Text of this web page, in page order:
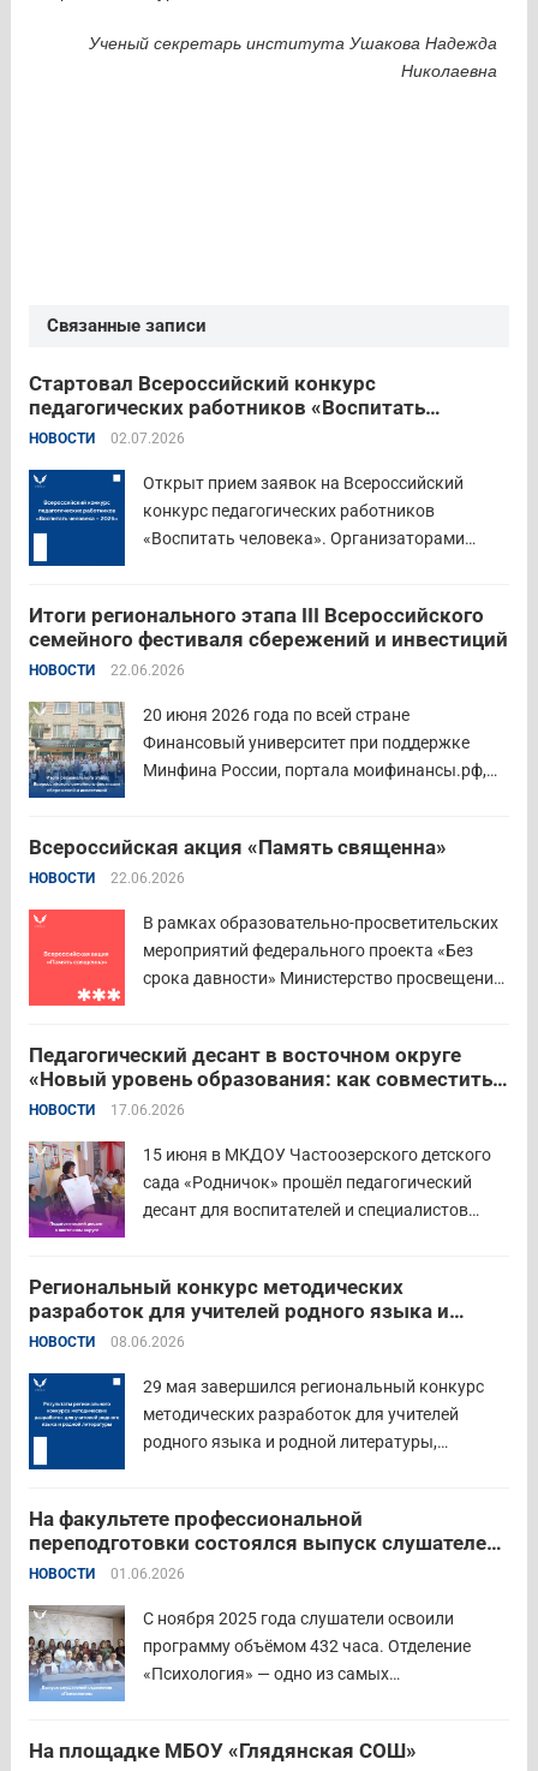
Ученый секретарь института Ушакова Надежда
Николаевна
Связанные записи
Стартовал Всероссийский конкурс
педагогических работников «Воспитать
человека – 2026»
НОВОСТИ 02.07.2026
Открыт прием заявок на Всероссийский
конкурс педагогических работников
«Воспитать человека». Организаторами
Институт изучения детства, семьи и
воспитания и Российский детско-юношеский
центр. Прием заявок пройдет до 26 июля
включительно. Участниками конкурса могут
стать педагоги детских...
Итоги регионального этапа III Всероссийского
семейного фестиваля сбережений и инвестиций
НОВОСТИ 22.06.2026
20 июня 2026 года по всей стране
Финансовый университет при поддержке
Минфина России, портала моифинансы.рф,
семейного фестиваля сбережений и
инвестиций. В Курганской области
филиал Финуниверситета. 16 семей-
победителей... Читать дальше
Всероссийская акция «Память священна»
НОВОСТИ 22.06.2026
В рамках образовательно-просветительских
мероприятий федерального проекта «Без
срока давности» Министерство просвещения
проводят всероссийскую акцию «Память
священна». 22 июня 2026 года Россия
отмечает 85-ю годовщину начала Великой
Педагогический десант в восточном округе
«Новый уровень образования: как совместить
качество и эффективность»
НОВОСТИ 17.06.2026
15 июня в МКДОУ Частоозерского детского
сада «Родничок» прошёл педагогический
десант для воспитателей и специалистов
педагогов восточного округа для повышения
профессиональных компетенций и
знакомства с актуальными подходами к
Региональный конкурс методических
разработок для учителей родного языка и
родной литературы
НОВОСТИ 08.06.2026
29 мая завершился региональный конкурс
методических разработок для учителей
родного языка и родной литературы,
инновационными подходами в преподавании
родного языка и родной литературы. Цели
конкурса: — выявление и распространение
передового педагогического...
На факультете профессиональной
переподготовки состоялся выпуск слушателей
отделения «Психология»
НОВОСТИ 01.06.2026
С ноября 2025 года слушатели освоили
программу объёмом 432 часа. Отделение
«Психология» — одно из самых
квалифицированных педагогов-психологов в
На площадке МБОУ «Глядянская СОШ»